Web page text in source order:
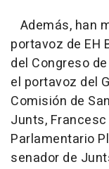
Además, han
portavoz de EH
del Congreso
el portavoz del
Comisión de
Junts,
Parlamentario
senador de